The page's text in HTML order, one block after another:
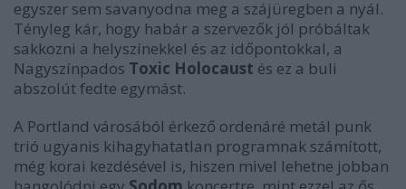
egyszer sem savanyodna meg a szájüregben a nyál.
Tényleg kár, hogy habár a szervezők jól próbáltak
sakkozni a helyszínekkel és az időpontokkal, a
Nagyszínpados Toxic Holocaust és ez a buli
abszolút fedte egymást.
A Portland városából érkező ordenáré metál punk
trió ugyanis kihagyhatatlan programnak számított,
még korai kezdésével is, hiszen mivel lehetne jobban